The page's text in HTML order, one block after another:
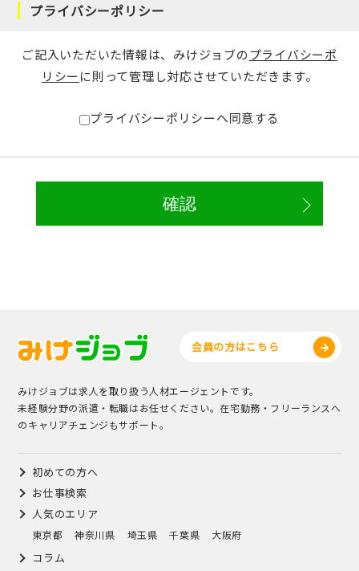
プライバシーポリシー
ご記入いただいた情報は、みけジョブのプライバシーポ
リシー に則って管理し対応させていただきます。
プライバシーポリシーへ同意する
会員の方はこちら
みけジョブは求人を取り扱う人材エージェントです。
未経験分野の派遣・転職はお任せください。在宅勤務・フリーランスへ
のキャリアチェンジもサポート。
初めての方へ
お仕事検索
人気のエリア
東京都 神奈川県 埼玉県 千葉県 大阪府
コラム